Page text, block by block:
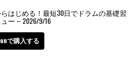
はじめる！最短30日でドラムの基礎習
ー – 2026/9/16
で購入する